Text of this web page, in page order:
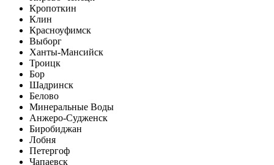
Кропоткин
Клин
Красноуфимск
Выборг
Ханты-Мансийск
Троицк
Бор
Шадринск
Белово
Минеральные Воды
Анжеро-Судженск
Биробиджан
Лобня
Петергоф
Чапаевск